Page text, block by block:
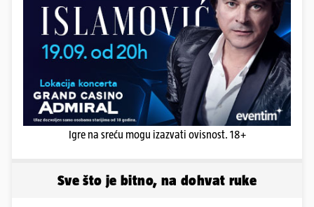
Igre na sreću mogu izazvati ovisnost. 18+
Sve što je bitno, na dohvat ruke